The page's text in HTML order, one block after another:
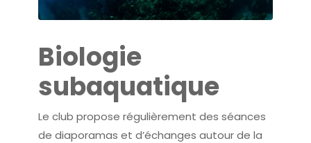
Biologie
subaquatique
Le club propose régulièrement des séances
de diaporamas et d’échanges autour de la